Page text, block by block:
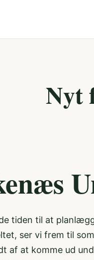
Nyt
tiden til at
ser vi frem til
af at komme ud